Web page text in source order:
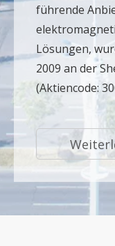
führende
Lösungen,
2009 an der
(Aktiencode: